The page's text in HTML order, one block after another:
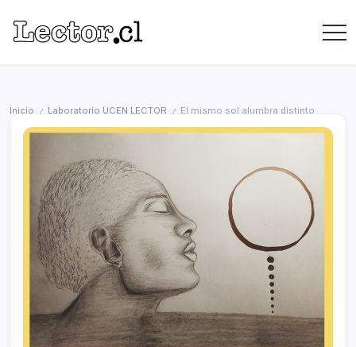
contenido
de
editoriales
Chilena
Inicio / Laboratorio UCEN LECTOR / El mismo sol alumbra distinto